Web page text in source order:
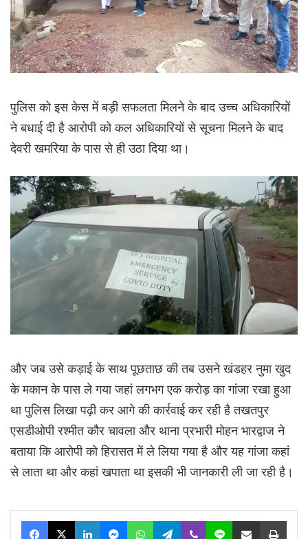
पुलिस को इस केस में बड़ी सफलता मिलने के बाद उच्च अधिकारियों
ने बधाई दी है आरोपी को कल अधिकारियों से सूचना मिलने के बाद
देवरी खमरिया के पास से ही उठा दिया था।
और जब उसे कड़ाई के साथ पूछताछ की तब उसने खंडहर नुमा खुद
के मकान के पास ले गया जहां लगभग एक करोड़ का गांजा रखा हुआ
था पुलिस लिखा पढ़ी कर आगे की कार्रवाई कर रही है तखतपुर
एसडीओपी रश्मीत कौर चावला और थाना प्रभारी मोहन भारद्वाज ने
बताया कि आरोपी को हिरासत में ले लिया गया है और यह गांजा कहां
से लाता था और कहां खपाता था इसकी भी जानकारी ली जा रही है।
Facebook
X LinkedInMessengerWhatsAppTelegram
Viber Line Share via Email Print